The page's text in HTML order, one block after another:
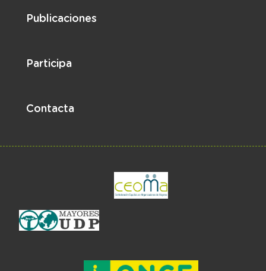
Publicaciones
Participa
Contacta